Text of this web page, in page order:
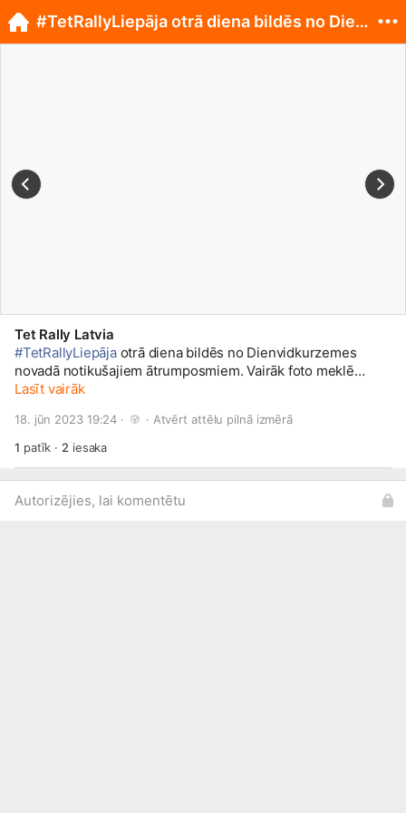
Tet Rally Latvia
#TetRallyLiepājaotrā diena bildēs no Dienvidkurzemes
novadā notikušajiem ātrumposmiem. Vairāk foto meklē
Lasīt vairāk
18. jūn 2023 19:24 · · Atvērt attēlu pilnā izmērā
1 patīk · 2 iesaka
Autorizējies, lai komentētu
#TetRallyLiepāja otrā diena bildēs no Dienvidku...